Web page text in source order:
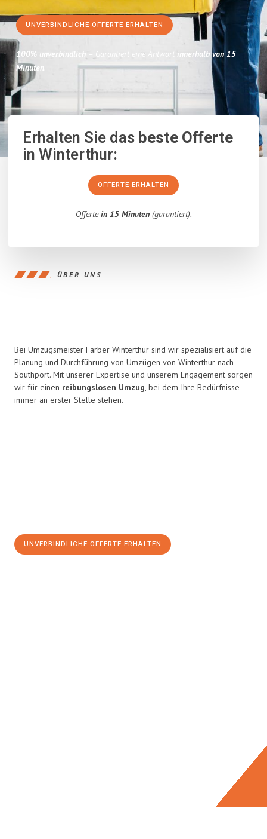
UNVERBINDLICHE OFFERTE ERHALTEN
100% unverbindlich – Garantiert eine Antwort innerhalb von 15
Minuten.
Erhalten Sie dasbeste Offerte
in Winterthur:
OFFERTE ERHALTEN
Offertein 15 Minuten(garantiert).
ÜBER UNS
Bei Umzugsmeister Farber Winterthur sind wir spezialisiert auf die
Planung und Durchführung von Umzügen von Winterthur nach
Southport. Mit unserer Expertise und unserem Engagement sorgen
wir für einen reibungslosen Umzug, bei dem Ihre Bedürfnisse
immer an erster Stelle stehen.
UNVERBINDLICHE OFFERTE ERHALTEN